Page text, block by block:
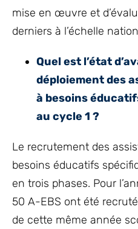
mise en œuvre et
derniers à l’échelle
Quel est l’état
déploiement des
à besoins
au cycle 1 ?
Le recrutement des
besoins éducatifs
en trois phases. Pour
50 A-EBS ont été
de cette même année